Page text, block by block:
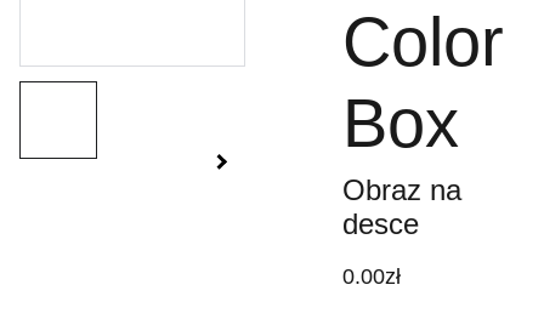
Color
Box
Obraz na
desce
0.00zł